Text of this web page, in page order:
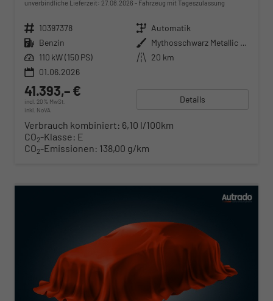
unverbindliche Lieferzeit: 27.08.2026 Fahrzeug mit Tageszulassung
Fahrzeugnr. 10397378 Getriebe Automatik
Kraftstoff Benzin Außenfarbe
Mythosschwarz Metallic (0E)
Leistung 110 kW (150 PS) Kilometerstand 20 km
01.06.2026
41.393,– €
incl. 20% MwSt.
inkl. NoVA
Details
Verbrauch kombiniert: 6,10 l/100km
CO2-Klasse: E
CO2-Emissionen: 138,00 g/km